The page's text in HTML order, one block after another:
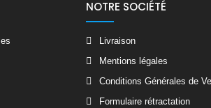
NOTRE SOCIÉTÉ
Livraison
Mentions légales
Conditions Générales de
Formulaire rétractation